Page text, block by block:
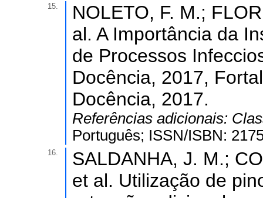
15.
NOLETO, F. M.;
al. A Importância da
de Processos
Docência, 2017,
Docência, 2017.
Referências adicionais:
Português; ISSN/ISBN:
16.
SALDANHA, J. M.;
et al. Utilização de